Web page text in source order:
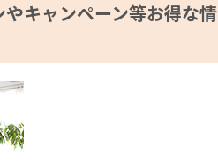
キャンペーン等お得な情